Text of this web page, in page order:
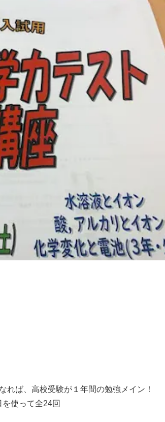
ば、高校受験が１年間の勉強メイン！
使って全24回